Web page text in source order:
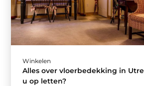
Winkelen
Alles over vloerbedekking in
u op letten?